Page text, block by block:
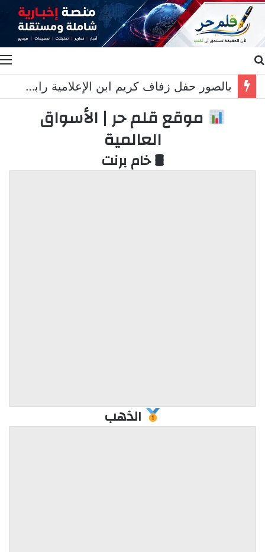
بالصور حفل زفاف كريم ابن الإعلامية رابعة الزيات والإعلامي زاهي وهبي
موقع قلم حر | الأسواق
العالمية
🛢 خام برنت
الذهب